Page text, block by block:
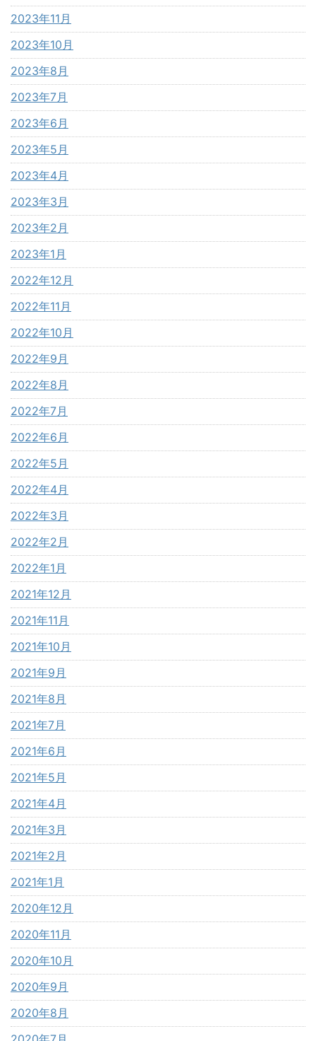
2023年11月
2023年10月
2023年8月
2023年7月
2023年6月
2023年5月
2023年4月
2023年3月
2023年2月
2023年1月
2022年12月
2022年11月
2022年10月
2022年9月
2022年8月
2022年7月
2022年6月
2022年5月
2022年4月
2022年3月
2022年2月
2022年1月
2021年12月
2021年11月
2021年10月
2021年9月
2021年8月
2021年7月
2021年6月
2021年5月
2021年4月
2021年3月
2021年2月
2021年1月
2020年12月
2020年11月
2020年10月
2020年9月
2020年8月